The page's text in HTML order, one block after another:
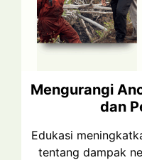
Mengurangi
dan
Edukasi
tentang dampak